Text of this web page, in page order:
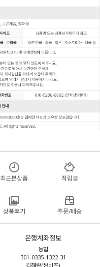
최근본상품 적립금
상품후기 주문/배송
은행계좌정보
농협
301-0335-1322-31
김해란(싼비즈)